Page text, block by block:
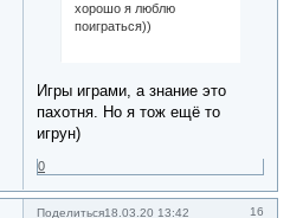
хорошо я люблю
поиграться))
Игры играми, а знание это
пахотня. Но я тож ещё то
игрун)
0
Поделиться 16
18.03.20 13:42